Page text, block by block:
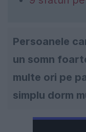
Persoanele
un somn
multe ori pe
simplu dorm